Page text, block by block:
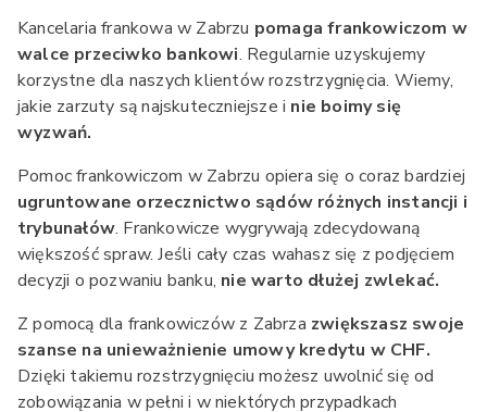
Kancelaria frankowa w Zabrzu pomaga frankowiczom w
walce przeciwko bankowi. Regularnie uzyskujemy
korzystne dla naszych klientów rozstrzygnięcia. Wiemy,
jakie zarzuty są najskuteczniejsze i nie boimy się
wyzwań.
Pomoc frankowiczom w Zabrzu opiera się o coraz bardziej
ugruntowane orzecznictwo sądów różnych instancji i
trybunałów. Frankowicze wygrywają zdecydowaną
większość spraw. Jeśli cały czas wahasz się z podjęciem
decyzji o pozwaniu banku, nie warto dłużej zwlekać.
Z pomocą dla frankowiczów z Zabrza zwiększasz swoje
szanse na unieważnienie umowy kredytu w CHF.
Dzięki takiemu rozstrzygnięciu możesz uwolnić się od
zobowiązania w pełni i w niektórych przypadkach